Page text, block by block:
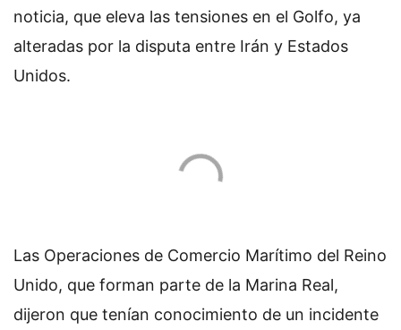
noticia, que eleva las tensiones en el Golfo, ya
alteradas por la disputa entre Irán y Estados
Unidos.
Las Operaciones de Comercio Marítimo del Reino
Unido, que forman parte de la Marina Real,
dijeron que tenían conocimiento de un incidente